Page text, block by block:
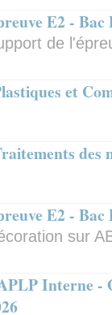
E2 - Bac
de
et
des
E2 -
sur
Interne -